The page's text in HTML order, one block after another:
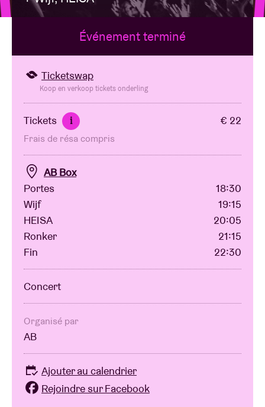
Location de salles
BRDCST
Chèque-concert
À propos de l'AB
Contact
Événement terminé
Ticketswap
Koop en verkoop tickets onderling
Tickets i € 22
Frais de résa compris
AB Box
Portes
18:30
Wijf
19:15
HEISA
20:05
Ronker
21:15
Fin
22:30
Concert
Organisé par
AB
Ajouter au calendrier
Rejoindre sur Facebook